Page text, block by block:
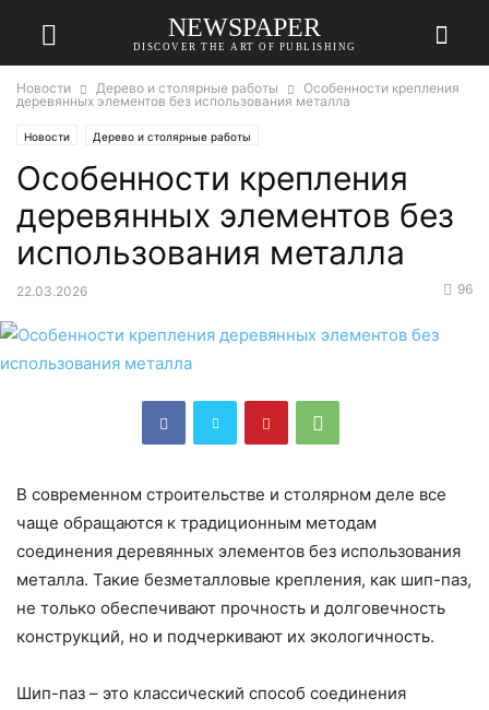
NEWSPAPER
DISCOVER THE ART OF PUBLISHING
Новости Дерево и столярные работы
Особенности крепления
деревянных элементов без использования металла
Новости Дерево и столярные работы
Особенности крепления
деревянных элементов без
использования металла
22.03.2026 96
В современном строительстве и столярном деле все
чаще обращаются к традиционным методам
соединения деревянных элементов без использования
металла. Такие безметалловые крепления, как шип-паз,
не только обеспечивают прочность и долговечность
конструкций, но и подчеркивают их экологичность.
Шип-паз – это классический способ соединения